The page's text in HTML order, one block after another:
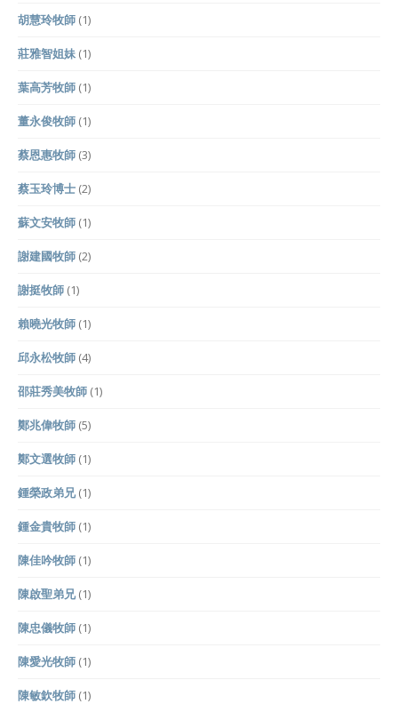
胡慧玲牧師 (1)
莊雅智姐妹 (1)
葉高芳牧師 (1)
董永俊牧師 (1)
蔡恩惠牧師 (3)
蔡玉玲博士 (2)
蘇文安牧師 (1)
謝建國牧師 (2)
謝挺牧師 (1)
賴曉光牧師 (1)
邱永松牧師 (4)
邵莊秀美牧師 (1)
鄭兆偉牧師 (5)
鄭文選牧師 (1)
鍾榮政弟兄(1)
鍾金貴牧師 (1)
陳佳吟牧師 (1)
陳啟聖弟兄(1)
陳忠儀牧師 (1)
陳愛光牧師 (1)
陳敏欽牧師 (1)